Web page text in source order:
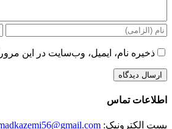
ذخیره نام، ایمیل، وب‌سایت در این
اطلاعات تماس
پست الکترونیک: